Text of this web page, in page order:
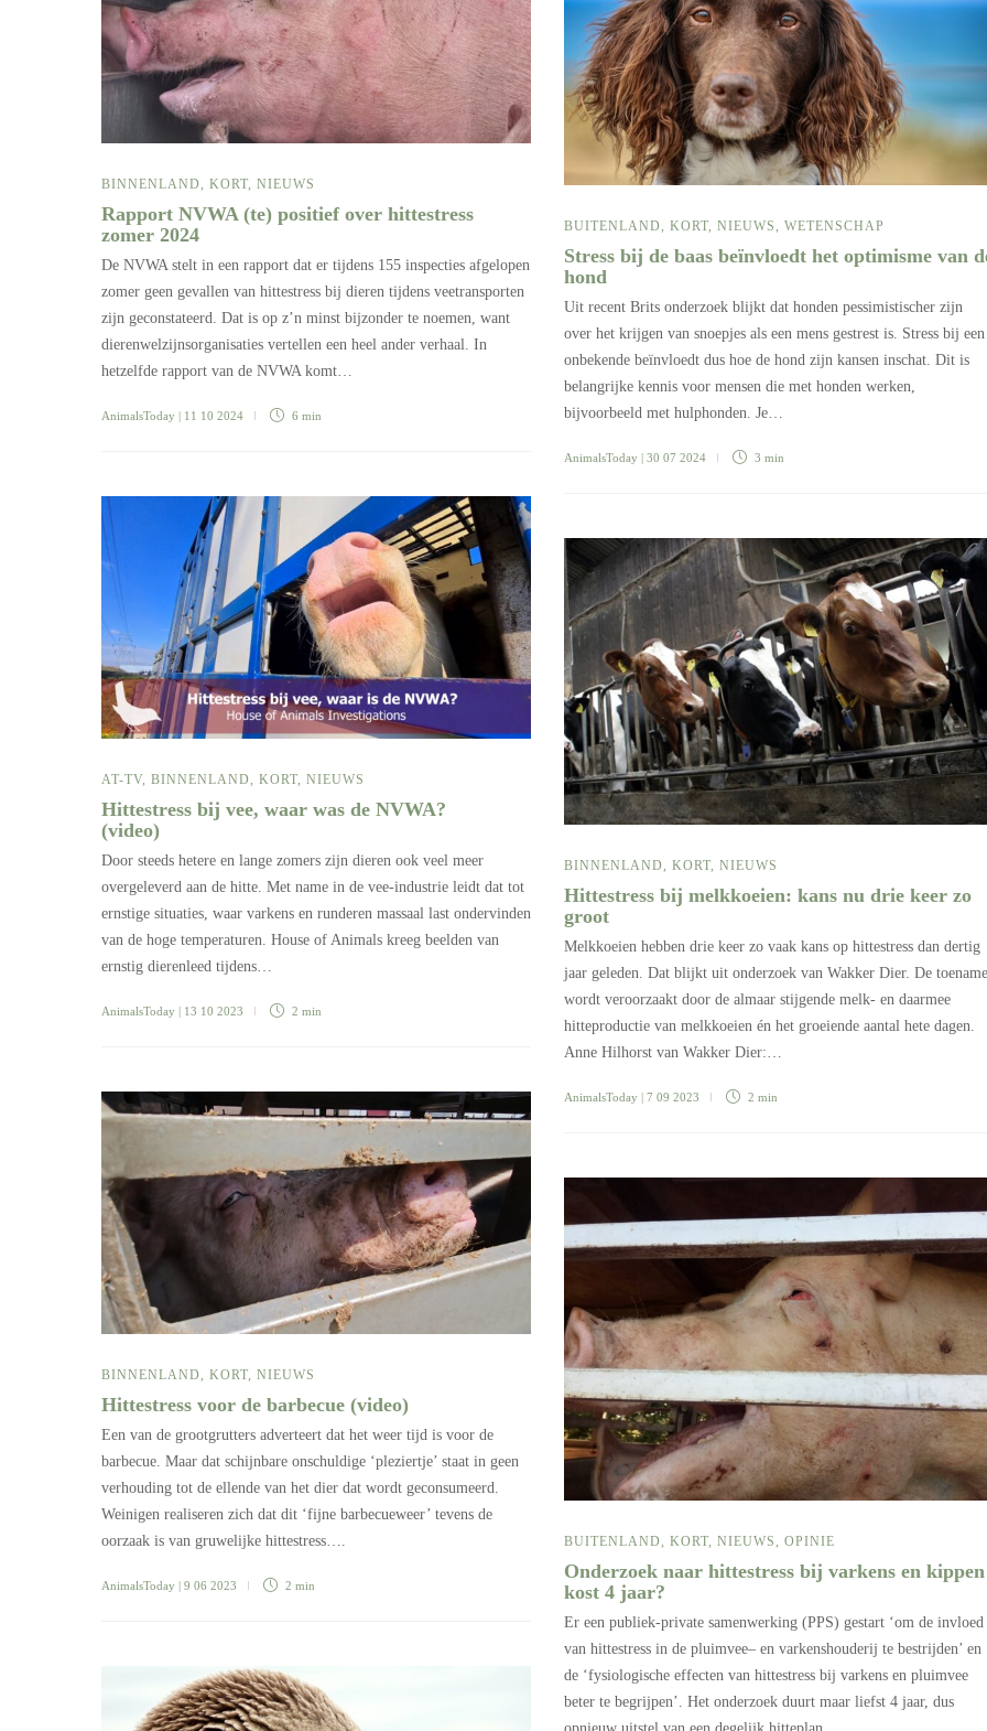
BINNENLAND, KORT, NIEUWS
Rapport NVWA (te) positief over hittestress
zomer 2024
De NVWA stelt in een rapport dat er tijdens 155 inspecties afgelopen
zomer geen gevallen van hittestress bij dieren tijdens veetransporten
zijn geconstateerd. Dat is op z’n minst bijzonder te noemen, want
dierenwelzijnsorganisaties vertellen een heel ander verhaal. In
hetzelfde rapport van de NVWA komt…
AnimalsToday | 11 10 2024 6 min
BUITENLAND, KORT, NIEUWS, WETENSCHAP
Stress bij de baas beïnvloedt het optimisme van
hond
Uit recent Brits onderzoek blijkt dat honden pessimistischer zijn
over het krijgen van snoepjes als een mens gestrest is. Stress bij een
onbekende beïnvloedt dus hoe de hond zijn kansen inschat. Dit is
belangrijke kennis voor mensen die met honden werken,
bijvoorbeeld met hulphonden. Je…
AnimalsToday | 30 07 2024 3 min
AT-TV, BINNENLAND KORT NIEUWS
Hittestress bij vee, waar was de NVWA?
(video)
Door steeds hetere en lange zomers zijn dieren ook veel meer
overgeleverd aan de hitte. Met name in de vee-industrie leidt dat tot
ernstige situaties, waar varkens en runderen massaal last ondervinden
van de hoge temperaturen. House of Animals kreeg beelden van
ernstig dierenleed tijdens…
AnimalsToday | 13 10 2023 2 min
BINNENLAND, KORT, NIEUWS
Hittestress bij melkkoeien: kans nu drie keer zo
groot
Melkkoeien hebben drie keer zo vaak kans op hittestress dan dertig
jaar geleden. Dat blijkt uit onderzoek van Wakker Dier. De toename
wordt veroorzaakt door de almaar stijgende melk- en daarmee
hitteproductie van melkkoeien én het groeiende aantal hete dagen.
Anne Hilhorst van Wakker Dier:…
AnimalsToday | 7 09 2023 2 min
BINNENLAND KORT NIEUWS
Hittestress voor de barbecue (video)
Een van de grootgrutters adverteert dat het weer tijd is voor de
barbecue. Maar dat schijnbare onschuldige ‘pleziertje’ staat in geen
verhouding tot de ellende van het dier dat wordt geconsumeerd.
Weinigen realiseren zich dat dit ‘fijne barbecueweer’ tevens de
oorzaak is van gruwelijke hittestress….
AnimalsToday | 9 06 2023 2 min
BUITENLAND, KORT, NIEUWS, OPINIE
Onderzoek naar hittestress bij varkens en kippen
kost 4 jaar?
Er een publiek-private samenwerking (PPS) gestart ‘om de invloed
van hittestress in de pluimvee– en varkenshouderij te bestrijden’ en
de ‘fysiologische effecten van hittestress bij varkens en pluimvee
beter te begrijpen’. Het onderzoek duurt maar liefst 4 jaar, dus